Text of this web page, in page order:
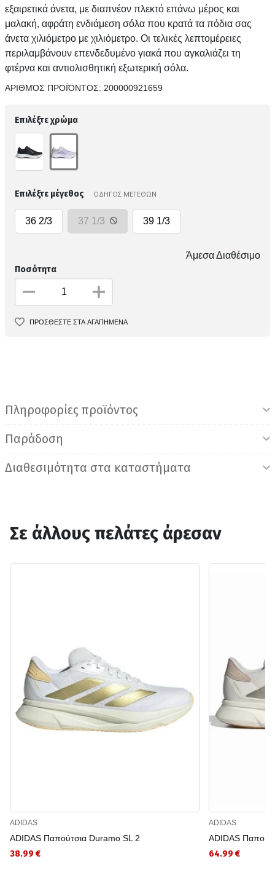
εξαιρετικά άνετα, με διαπνέον πλεκτό επάνω μέρος και
μαλακή, αφράτη ενδιάμεση σόλα που κρατά τα πόδια σας
άνετα χιλιόμετρο με χιλιόμετρο. Οι τελικές λεπτομέρειες
περιλαμβάνουν επενδεδυμένο γιακά που αγκαλιάζει τη
φτέρνα και αντιολισθητική εξωτερική σόλα.
ΑΡΙΘΜΌΣ ΠΡΟΪΌΝΤΟΣ: 200000921659
Επιλέξτε χρώμα
Επιλέξτε μέγεθος ΟΔΗΓΟΣ ΜΕΓΕΘΩΝ
36 2/3 37 1/3 39 1/3
Άμεσα Διαθέσιμο
Ποσότητα
ΠΡΟΣΘΕΣΤΕ ΣΤΑ ΑΓΑΠΗΜΕΝΑ
Πληροφορίες προϊόντος
Παράδοση
Διαθεσιμότητα στα καταστήματα
Σε άλλους πελάτες άρεσαν
ADIDAS
ADIDAS Παπούτσια Duramo SL 2
38.99 €
ADIDAS
ADIDAS
64.99 €